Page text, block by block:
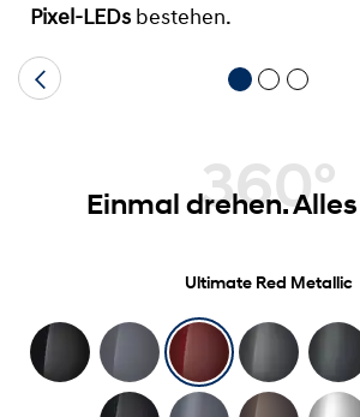
Pixel-LEDs bestehen.
360°
Einmal drehen.
Ultimate Red Metallic